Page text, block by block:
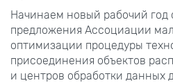
Начинаем новый рабочий год
предложения Ассоциации
оптимизации процедуры
присоединения объектов
и центров обработки данных